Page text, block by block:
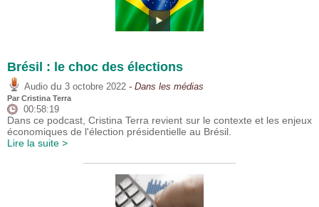
Brésil : le choc des élections
Audio du 3 octobre 2022 - Dans les médias
Par Cristina Terra
00:58:19
Dans ce podcast, Cristina Terra revient sur le contexte et les enjeux
économiques de l'élection présidentielle au Brésil.
Lire la suite >